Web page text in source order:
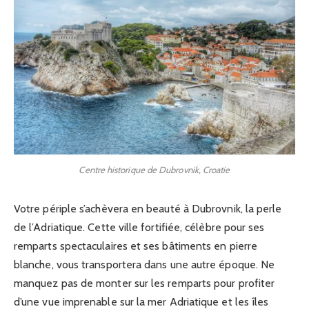
Centre historique de Dubrovnik, Croatie
Votre périple s’achèvera en beauté à Dubrovnik, la perle
de l’Adriatique. Cette ville fortifiée, célèbre pour ses
remparts spectaculaires et ses bâtiments en pierre
blanche, vous transportera dans une autre époque. Ne
manquez pas de monter sur les remparts pour profiter
d’une vue imprenable sur la mer Adriatique et les îles